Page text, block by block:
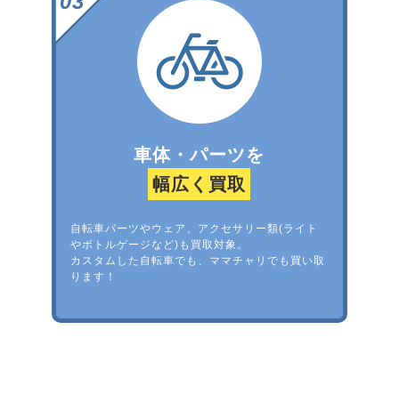
車体・パーツを
幅広く買取
自転車パーツやウェア、アクセサリー類(ライト
やボトルゲージなど)も買取対象。
カスタムした自転車でも、ママチャリでも買い取
ります！